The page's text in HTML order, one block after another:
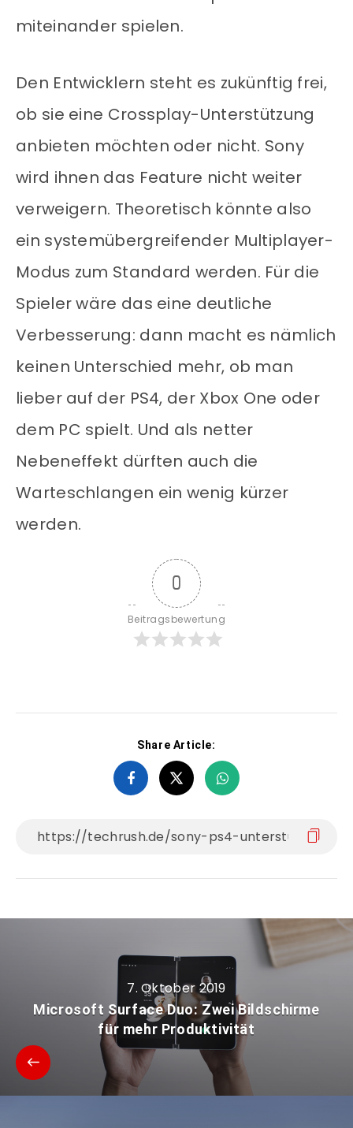
miteinander spielen.
Den Entwicklern steht es zukünftig frei,
ob sie eine Crossplay-Unterstützung
anbieten möchten oder nicht. Sony
wird ihnen das Feature nicht weiter
verweigern. Theoretisch könnte also
ein systemübergreifender Multiplayer-
Modus zum Standard werden. Für die
Spieler wäre das eine deutliche
Verbesserung: dann macht es nämlich
keinen Unterschied mehr, ob man
lieber auf der PS4, der Xbox One oder
dem PC spielt. Und als netter
Nebeneffekt dürften auch die
Warteschlangen ein wenig kürzer
werden.
0
Beitragsbewertung
Share Article:
7. Oktober 2019
Microsoft Surface Duo: Zwei Bildschirme
für mehr Produktivität